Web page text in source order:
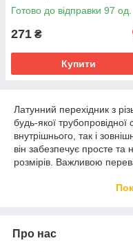
Готово до відправки 97 од.
271 ₴
Купити
Латунний перехідник з
будь-якої
внутрішнього, так і
він забезпечує просте та
розмірів. Важливою
водопостачання,
Про нас